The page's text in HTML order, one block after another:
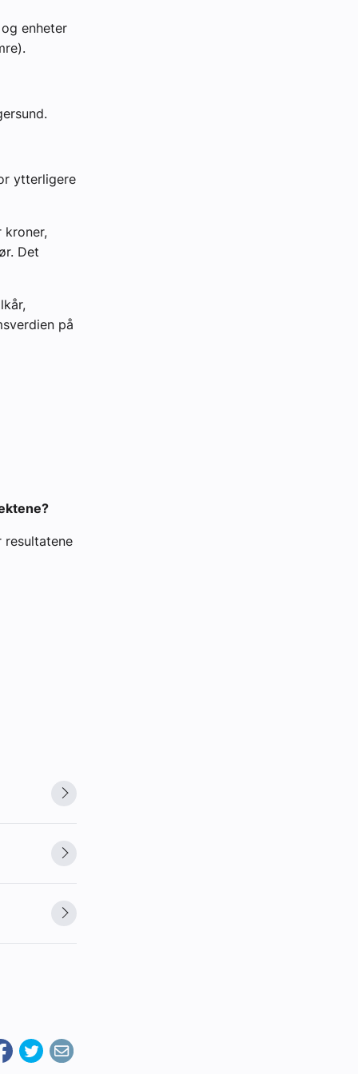
enheter
ytterligere
kroner,
Det
på